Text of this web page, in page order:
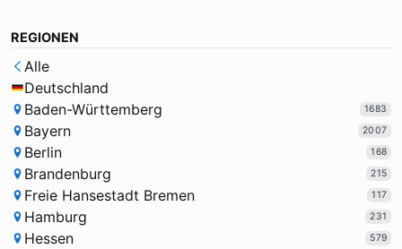
REGIONEN
Alle
Deutschland
Baden-Württemberg
1683
Bayern 2007
Berlin 168
Brandenburg 215
Freie Hansestadt Bremen 117
Hamburg 231
Hessen 579